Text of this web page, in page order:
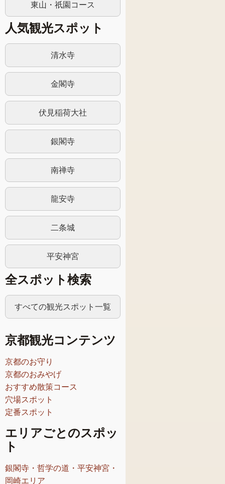
東山・祇園コース
人気観光スポット
清水寺
金閣寺
伏見稲荷大社
銀閣寺
南禅寺
龍安寺
二条城
平安神宮
全スポット検索
すべての観光スポット一覧
京都観光コンテンツ
京都のお守り
京都のおみやげ
おすすめ散策コース
穴場スポット
定番スポット
エリアごとのスポッ
ト
銀閣寺・哲学の道・平安神宮・
岡崎エリア